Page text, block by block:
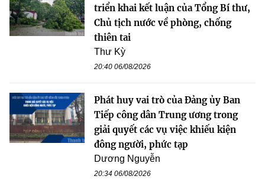
triển khai kết luận của Tổng Bí thư,
Chủ tịch nước về phòng, chống
thiên tai
Thư Kỳ
20:40 06/08/2026
Phát huy vai trò của Đảng ủy Ban
Tiếp công dân Trung ương trong
giải quyết các vụ việc khiếu kiện
đông người, phức tạp
Dương Nguyễn
20:34 06/08/2026